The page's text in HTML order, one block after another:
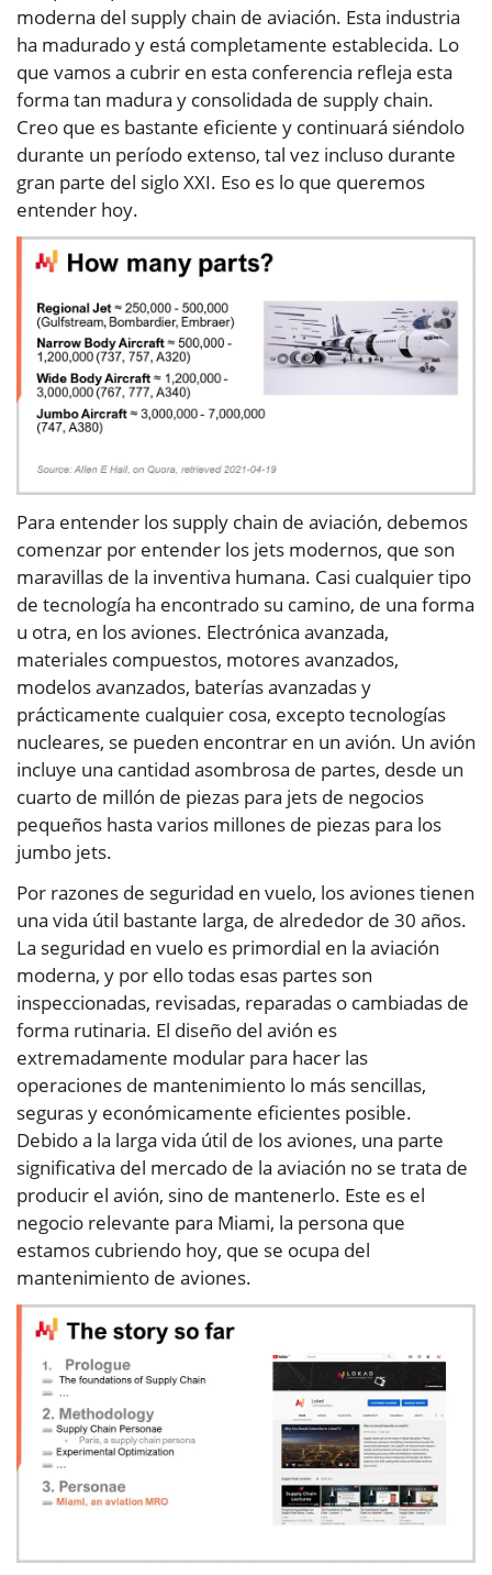
moderna del supply chain de aviación. Esta industria
ha madurado y está completamente establecida. Lo
que vamos a cubrir en esta conferencia refleja esta
forma tan madura y consolidada de supply chain.
Creo que es bastante eficiente y continuará siéndolo
durante un período extenso, tal vez incluso durante
gran parte del siglo XXI. Eso es lo que queremos
entender hoy.
Para entender los supply chain de aviación, debemos
comenzar por entender los jets modernos, que son
maravillas de la inventiva humana. Casi cualquier tipo
de tecnología ha encontrado su camino, de una forma
u otra, en los aviones. Electrónica avanzada,
materiales compuestos, motores avanzados,
modelos avanzados, baterías avanzadas y
prácticamente cualquier cosa, excepto tecnologías
nucleares, se pueden encontrar en un avión. Un avión
incluye una cantidad asombrosa de partes, desde un
cuarto de millón de piezas para jets de negocios
pequeños hasta varios millones de piezas para los
jumbo jets.
Por razones de seguridad en vuelo, los aviones tienen
una vida útil bastante larga, de alrededor de 30 años.
La seguridad en vuelo es primordial en la aviación
moderna, y por ello todas esas partes son
inspeccionadas, revisadas, reparadas o cambiadas de
forma rutinaria. El diseño del avión es
extremadamente modular para hacer las
operaciones de mantenimiento lo más sencillas,
seguras y económicamente eficientes posible.
Debido a la larga vida útil de los aviones, una parte
significativa del mercado de la aviación no se trata de
producir el avión, sino de mantenerlo. Este es el
negocio relevante para Miami, la persona que
estamos cubriendo hoy, que se ocupa del
mantenimiento de aviones.